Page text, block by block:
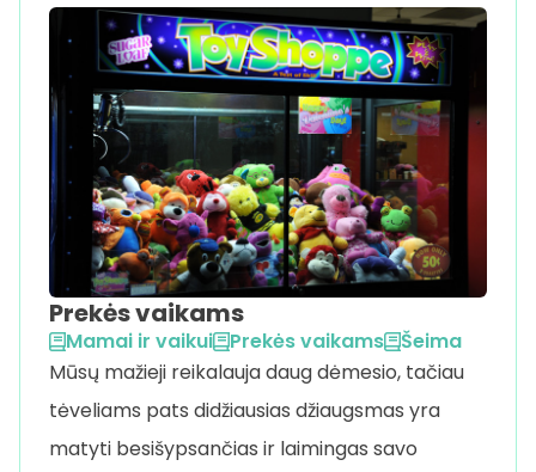
Prekės vaikams
Mamai ir vaikui Prekės vaikams
Šeima
Mūsų mažieji reikalauja daug dėmesio, tačiau
tėveliams pats didžiausias džiaugsmas yra
matyti besišypsančias ir laimingas savo